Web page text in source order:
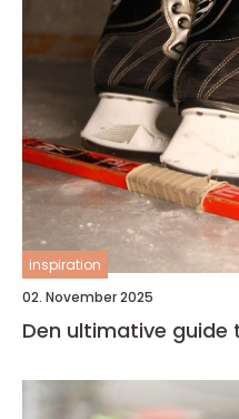
inspiration
02. November 2025
Den ultimative guide